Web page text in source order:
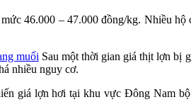
46.000 – 47.000 đồng/kg. Nhiều hộ
muối Sau một thời gian giá thịt lợn bị
nhiều nguy cơ.
giá lợn hơi tại khu vực Đông Nam